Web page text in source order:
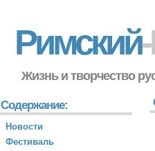
Римский
Жизнь и творчество
Содержание:
Новости
Фестиваль